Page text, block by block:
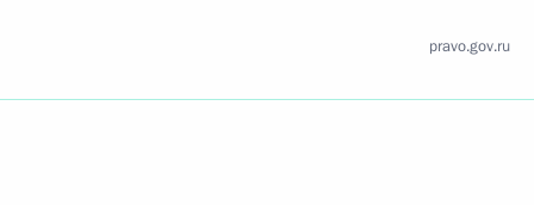
pravo.gov.ru